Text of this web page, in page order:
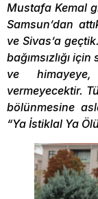
Mustafa Kemal
Samsun’dan
ve Sivas’a
bağımsızlığı
ve
vermeyecektir.
bölünmesine
“Ya İstiklal Ya